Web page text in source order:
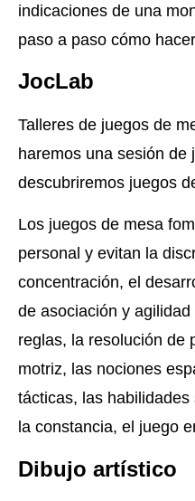
indicaciones de una
paso a paso cómo
JocLab
Talleres de juegos de
haremos una sesión de
descubriremos juegos
Los juegos de mesa
personal y evitan la
concentración, el
de asociación y
reglas, la resolución de
motriz, las nociones
tácticas, las
la constancia, el juego
Dibujo artístico